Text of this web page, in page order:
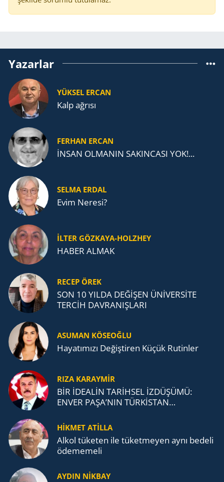
Yazarlar
YÜKSEL ERCAN
Kalp ağrısı
FERHAN ERCAN
İNSAN OLMANIN SAKINCASI YOK!...
SELMA ERDAL
Evim Neresi?
İLTER GÖZKAYA-HOLZHEY
HABER ALMAK
RECEP ÖREK
SON 10 YILDA DEĞİŞEN ÜNİVERSİTE
TERCİH DAVRANIŞLARI
ASUMAN KÖSEOĞLU
Ha­ya­tı­mı­zı De­ğiş­ti­ren Küçük Ru­tin­ler
RIZA KARAYMIR
BİR İDEALİN TARİHSEL İZDÜŞÜMÜ:
ENVER PAŞA’NIN TÜRKİSTAN
TEŞKİLATI’NA UZANAN MİRASI
HİKMET ATİLLA
Alkol tü­ke­ten ile tü­ket­me­yen aynı be­de­li
öde­me­me­li
AYDIN NİKBAY